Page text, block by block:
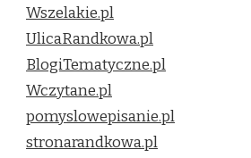
Wszelakie.pl
UlicaRandkowa.pl
BlogiTematyczne.pl
Wczytane.pl
pomyslowepisanie.pl
stronarandkowa.pl